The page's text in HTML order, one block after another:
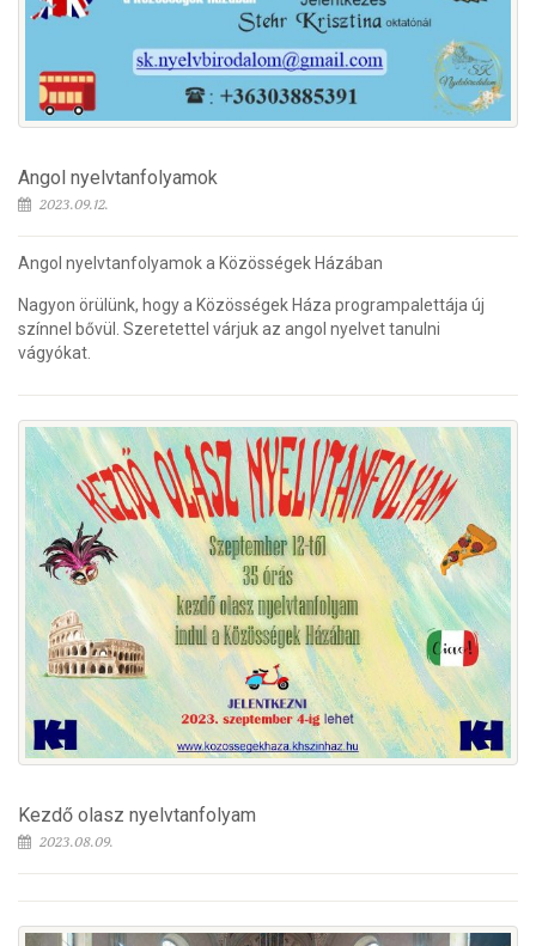
Angol nyelvtanfolyamok
2023.09.12.
Angol nyelvtanfolyamok a Közösségek Házában
Nagyon örülünk, hogy a Közösségek Háza programpalettája új
színnel bővül. Szeretettel várjuk az angol nyelvet tanulni
vágyókat.
Kezdő olasz nyelvtanfolyam
2023.08.09.